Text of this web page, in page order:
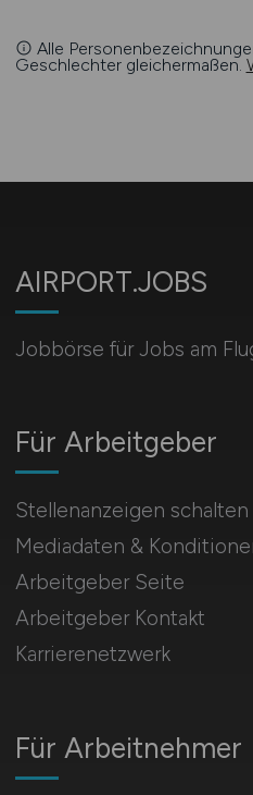
Alle
Geschlechter gleichermaßen.
AIRPORT.JOBS
Jobbörse für Jobs am
Für Arbeitnehmer
Für Arbeitgeber
Stellenanzeigen schalten
Mediadaten &
Arbeitgeber Seite
Arbeitgeber Kontakt
Karrierenetzwerk